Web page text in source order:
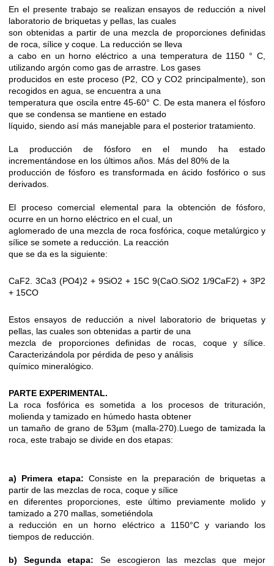
En el presente trabajo se realizan ensayos de reducción a nivel
laboratorio de briquetas y pellas, las cuales
son obtenidas a partir de una mezcla de proporciones definidas
de roca, sílice y coque. La reducción se lleva
a cabo en un horno eléctrico a una temperatura de 1150 ° C,
utilizando argón como gas de arrastre. Los gases
producidos en este proceso (P2, CO y CO2 principalmente), son
recogidos en agua, se encuentra a una
temperatura que oscila entre 45-60° C. De esta manera el fósforo
que se condensa se mantiene en estado
líquido, siendo así más manejable para el posterior tratamiento.
La producción de fósforo en el mundo ha estado
incrementándose en los últimos años. Más del 80% de la
producción de fósforo es transformada en ácido fosfórico o sus
derivados.
El proceso comercial elemental para la obtención de fósforo,
ocurre en un horno eléctrico en el cual, un
aglomerado de una mezcla de roca fosfórica, coque metalúrgico y
sílice se somete a reducción. La reacción
que se da es la siguiente:
CaF2. 3Ca3 (PO4)2 + 9SiO2 + 15C 9(CaO.SiO2 1/9CaF2) + 3P2
+ 15CO
Estos ensayos de reducción a nivel laboratorio de briquetas y
pellas, las cuales son obtenidas a partir de una
mezcla de proporciones definidas de rocas, coque y sílice.
Caracterizándola por pérdida de peso y análisis
químico mineralógico.
PARTE EXPERIMENTAL.
La roca fosfórica es sometida a los procesos de trituración,
molienda y tamizado en húmedo hasta obtener
un tamaño de grano de 53µm (malla-270).Luego de tamizada la
roca, este trabajo se divide en dos etapas:
a) Primera etapa: Consiste en la preparación de briquetas a
partir de las mezclas de roca, coque y sílice
en diferentes proporciones, este último previamente molido y
tamizado a 270 mallas, sometiéndola
a reducción en un horno eléctrico a 1150°C y variando los
tiempos de reducción.
b) Segunda etapa: Se escogieron las mezclas que mejor